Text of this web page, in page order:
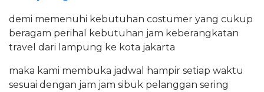
demi memenuhi kebutuhan costumer yang cukup
beragam perihal kebutuhan jam keberangkatan
travel dari lampung ke kota jakarta
maka kami membuka jadwal hampir setiap waktu
sesuai dengan jam jam sibuk pelanggan sering